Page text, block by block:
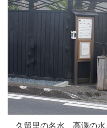
久留里の名水 高澤の水